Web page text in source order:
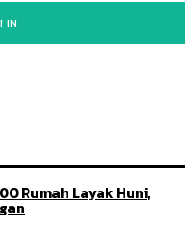
IN
Rumah Layak Huni,